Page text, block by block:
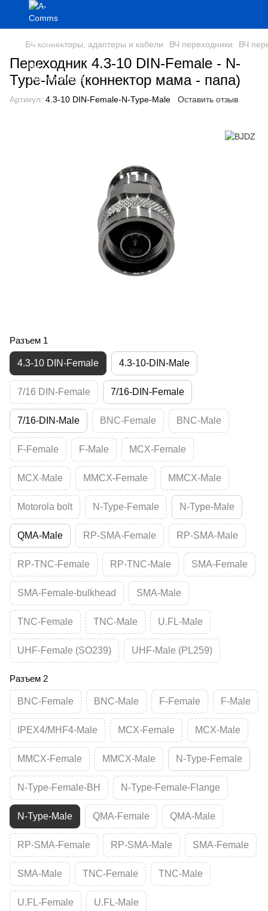
ВЧ коннекторы, адаптеры и кабели ВЧ переходники ВЧ
Переходник 4.3-10 DIN-Female - N-
Type-Male (коннектор мама - папа)
Артикул: 4.3-10 DIN-Female-N-Type-Male Оставить отзыв
Разъем 1
4.3-10 DIN-Female 4.3-10-DIN-Male
7/16 DIN-Female 7/16-DIN-Female
7/16-DIN-Male BNC-Female BNC-Male
F-Female F-Male MCX-Female
MCX-Male MMCX-Female MMCX-Male
Motorola bolt N-Type-Female N-Type-Male
QMA-Male RP-SMA-Female RP-SMA-Male
RP-TNC-Female RP-TNC-Male SMA-Female
SMA-Female-bulkhead SMA-Male
TNC-Female TNC-Male U.FL-Male
UHF-Female (SO239) UHF-Male (PL259)
Разъем 2
BNC-Female BNC-Male F-Female F-Male
IPEX4/MHF4-Male MCX-Female MCX-Male
MMCX-Female MMCX-Male N-Type-Female
N-Type-Female-BH N-Type-Female-Flange
N-Type-Male QMA-Female QMA-Male
RP-SMA-Female RP-SMA-Male SMA-Female
SMA-Male TNC-Female TNC-Male
U.FL-Female U.FL-Male